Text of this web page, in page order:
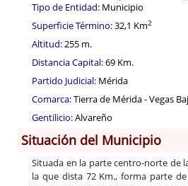
Corporación
Correo-e gratis
Códigos para FACe
Tipo de Entidad: Municipio
Superficie Término:32,1 Km2
Altitud:255 m.
Distancia Capital:69 Km.
Partido Judicial: Mérida
Comarca:Tierra de Mérida - Vegas
Gentilicio:Alvareño
Situación del Municipio
Situada en la parte centro-norte de
la que dista 72 Km., forma parte